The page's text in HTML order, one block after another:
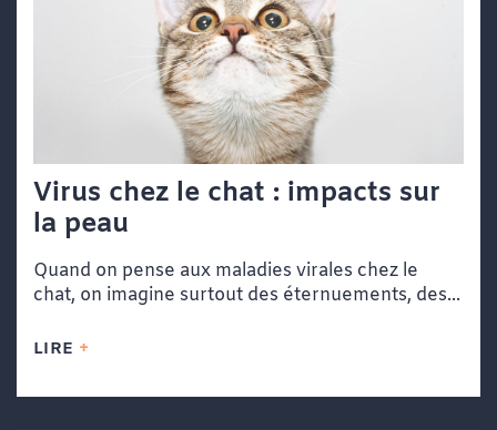
Virus chez le chat : impacts sur
la peau
Quand on pense aux maladies virales chez le
chat, on imagine surtout des éternuements, des...
LIRE